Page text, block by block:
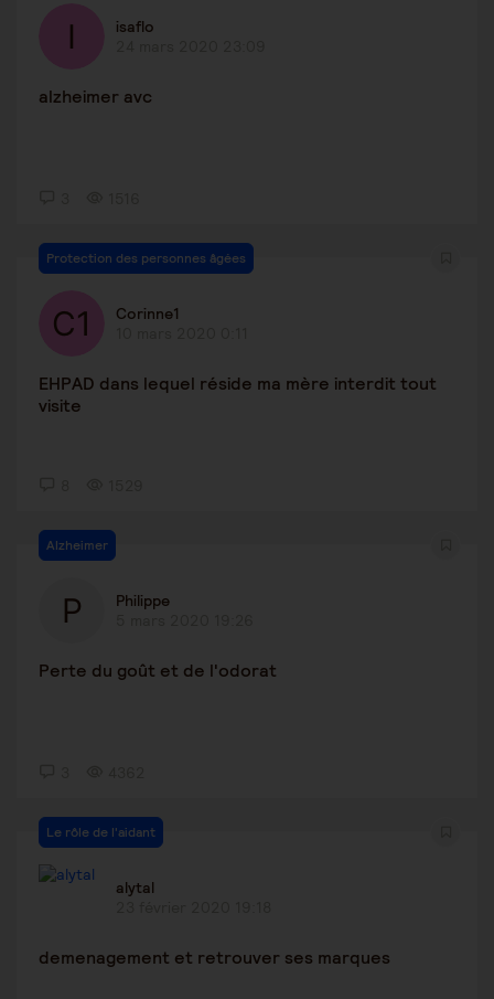
isaflo
alzheimer avc
Protection des personnes âgées
Corinne1
EHPAD dans lequel réside ma mère interdit tout
visite
Alzheimer
Philippe
Perte du goût et de l'odorat
Le rôle de l'aidant
alytal
demenagement et retrouver ses marques